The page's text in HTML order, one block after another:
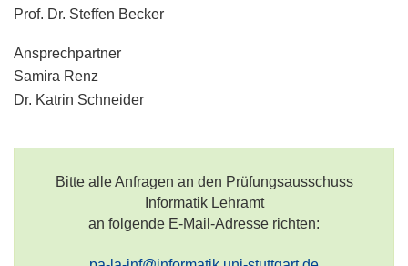
Prof. Dr. Steffen Becker
Ansprechpartner
Samira Renz
Dr. Katrin Schneider
Bitte alle Anfragen an den Prüfungsausschuss
Informatik Lehramt
an folgende E-Mail-Adresse richten: